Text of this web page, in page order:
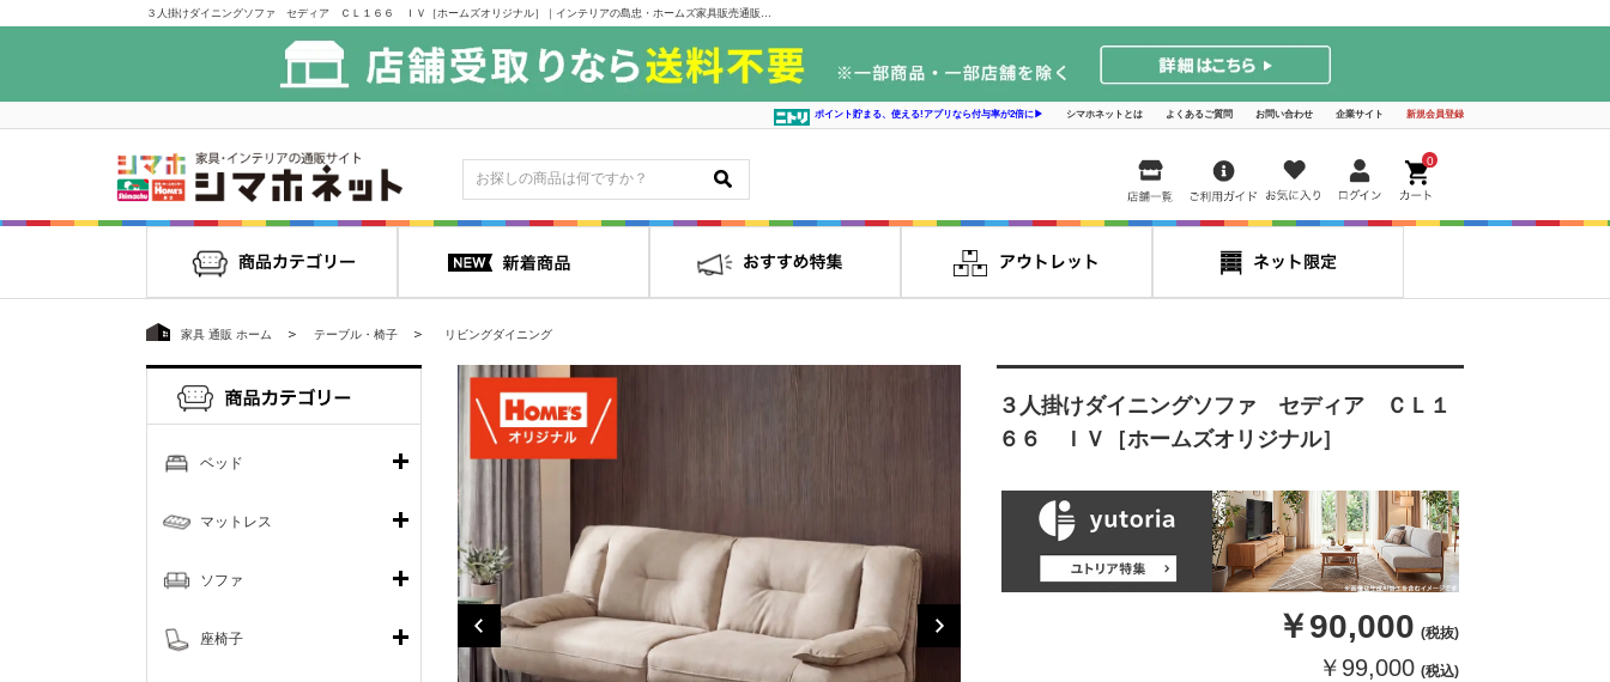
３人掛けダイニングソファ セディア ＣＬ１６６ ＩＶ［ホームズオリジナル］｜インテリアの島忠・ホームズ家具販売通販サイト シマホネット
ポイント貯まる、使える!アプリなら付与率が2倍に▶ シマホネットとは よくあるご質問 お問い合わせ 企業サイト 新規会員登録
0
家具 通販 ホーム テーブル・椅子 リビングダイニング
３人掛けダイニングソファ セディア ＣＬ１
６６ ＩＶ［ホームズオリジナル］
￥90,000 (税抜)
￥99,000 (税込)
ベッド
マットレス
ソファ
座椅子